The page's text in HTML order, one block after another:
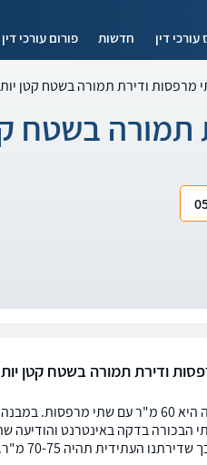
דין חדשות פורום עורכי דין
מרפסות ודירת תמורה בשטח קטן
תמורה בשטח
ודירת תמורה בשטח קטן
שלום, מבנה ישן כיום הדירה היא 60
70-75 מ"ר. האם הדבר נכון? כיצד בודקים זאת?